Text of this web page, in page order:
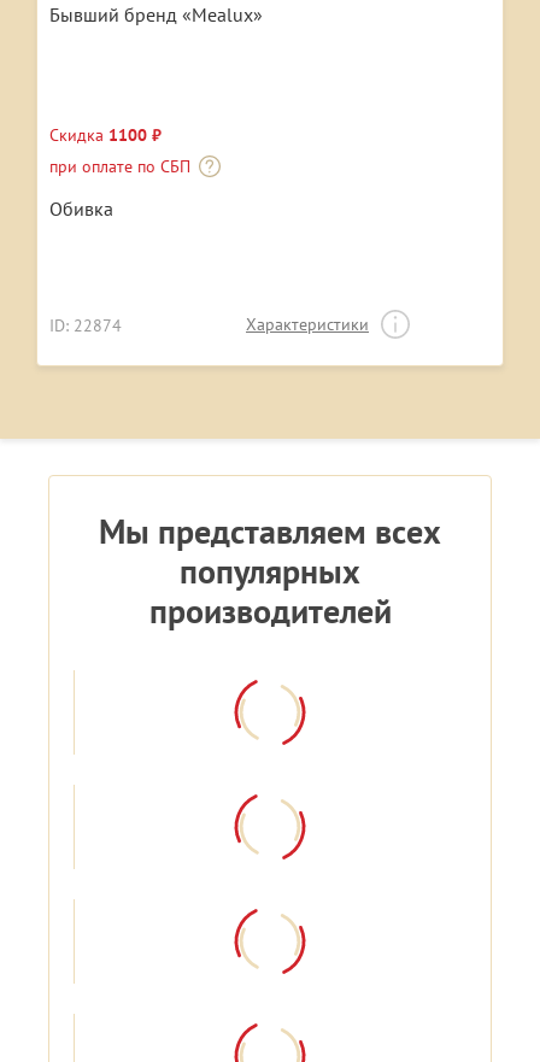
Бывший бренд «Mealux»
Скидка 1100 ₽
при оплате по СБП
Обивка
ID: 22874 Характеристики
Мы представляем всех
популярных
производителей